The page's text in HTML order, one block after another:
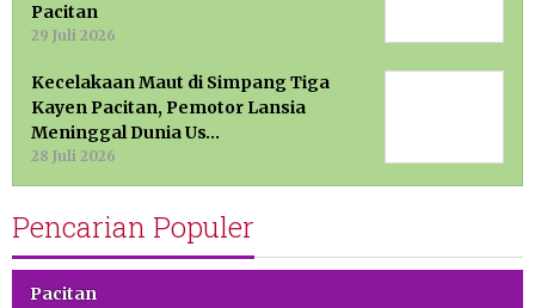
Pacitan
29 Juli 2026
Kecelakaan Maut di Simpang Tiga
Kayen Pacitan, Pemotor Lansia
Meninggal Dunia Us…
28 Juli 2026
Pencarian Populer
Pacitan